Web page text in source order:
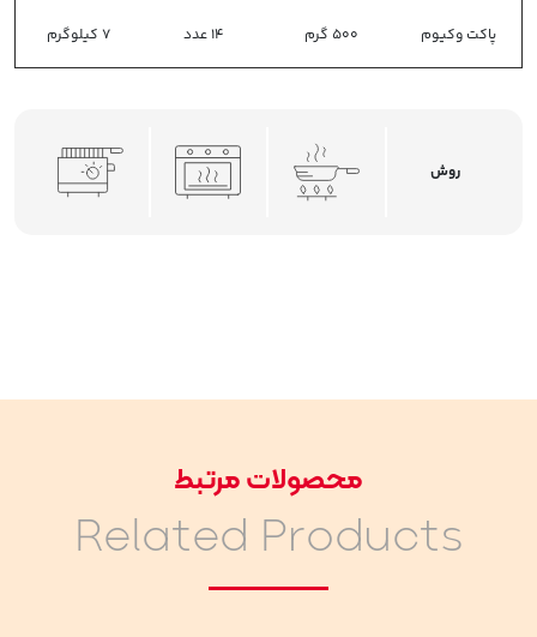
پاکت وکیوم 500 گرم 14 عدد 7 کیلوگرم
روش
محصولات مرتبط
Related Products